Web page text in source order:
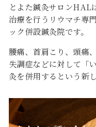
とよた鍼灸サロンHAL
治療を行うリウマチ専
ック併設鍼灸院です。
腰痛、首肩こり、頭痛
失調症などに対して「
灸を併用するという新